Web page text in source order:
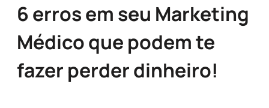
6 erros em seu Marketing
Médico que podem te
fazer perder dinheiro!